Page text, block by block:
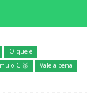
O que é
C 🥇 Vale a pena